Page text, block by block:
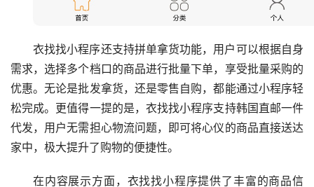
衣找找小程序还支持拼单拿货功能，用户可以根据自身
需求，选择多个档口的商品进行批量下单，享受批量采购的
优惠。无论是批发拿货，还是零售自购，都能通过小程序轻
松完成。更值得一提的是，衣找找小程序支持韩国直邮一件
代发，用户无需担心物流问题，即可将心仪的商品直接送达
家中，极大提升了购物的便捷性。
在内容展示方面，衣找找小程序提供了丰富的商品信